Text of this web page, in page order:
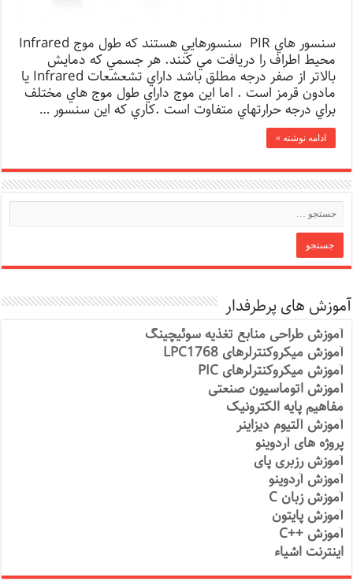
سنسور هاي PIR سنسورهايي هستند كه طول موج Infrared
محيط اطراف را دريافت مي كنند. هر جسمي كه دمايش
بالاتر از صفر درجه مطلق باشد داراي تشعشعات Infrared يا
مادون قرمز است . اما اين موج داراي طول موج هاي مختلف
براي درجه حرارتهاي متفاوت است .كاري كه اين سنسور …
ادامه نوشته »
آموزش های پرطرفدار
آموزش طراحی منابع تغذیه سوئیچینگ
آموزش میکروکنترلرهای LPC1768
آموزش میکروکنترلرهای PIC
آموزش اتوماسیون صنعتی
مفاهیم پایه الکترونیک
آموزش آلتیوم دیزاینر
پروژه های آردوینو
آموزش رزبری پای
آموزش آردوینو
آموزش زبان C
آموزش پایتون
آموزش ++C
اینترنت اشیاء